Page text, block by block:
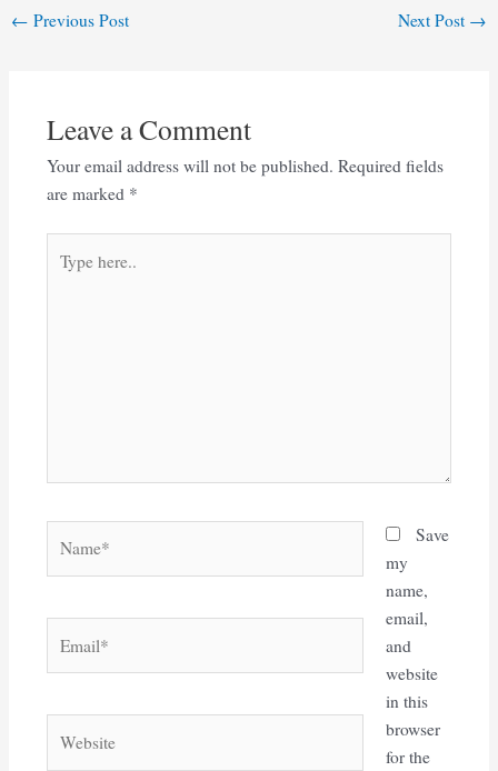
Post
← Previous Post Next Post →
Leave a Comment
Your email address will not be published. Required fields
are marked *
here..
Save
my
name,
email,
and
website
in this
browser
for the